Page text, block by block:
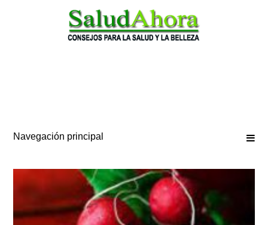
Navegación principal